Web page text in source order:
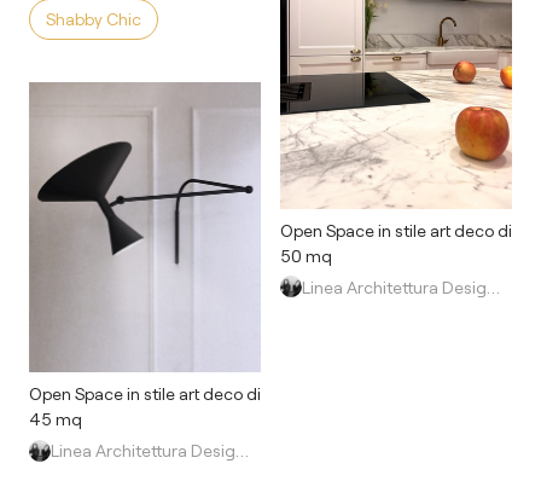
Shabby Chic
Open Space in stile art deco di
45 mq
Open Space in stile art deco di
50 mq